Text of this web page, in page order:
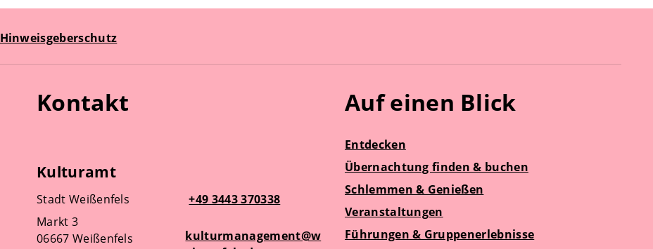
Hinweisgeberschutz
Kontakt
Kulturamt
Stadt Weißenfels
Markt 3
06667 Weißenfels
+49 3443 370338
kulturmanagement@w
Auf einen Blick
Entdecken
Übernachtung finden & buchen
Schlemmen & Genießen
Veranstaltungen
Führungen & Gruppenerlebnisse